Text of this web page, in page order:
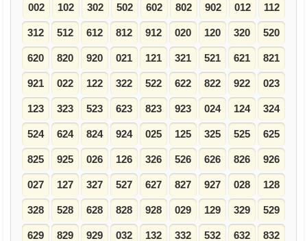
002 102 302 502 602 802 902 012 112
312 512 612 812 912 020 120 320 520
620 820 920 021 121 321 521 621 821
921 022 122 322 522 622 822 922 023
123 323 523 623 823 923 024 124 324
524 624 824 924 025 125 325 525 625
825 925 026 126 326 526 626 826 926
027 127 327 527 627 827 927 028 128
328 528 628 828 928 029 129 329 529
629 829 929 032 132 332 532 632 832